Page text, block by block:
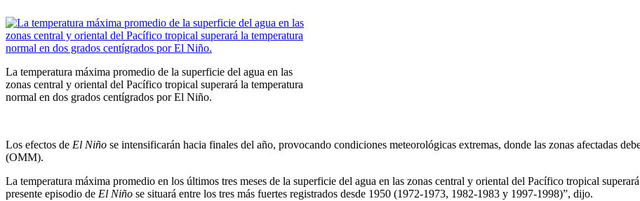
La temperatura máxima promedio de la superficie del agua en las
zonas central y oriental del Pacífico tropical superará la temperatura
normal en dos grados centígrados por El Niño.
Los efectos de El Niño se intensificarán hacia finales del año, provocando condiciones meteorológicas extremas, donde las zonas afectadas
(OMM).
La temperatura máxima promedio en los últimos tres meses de la superficie del agua en las zonas central y oriental del Pacífico tropical
presente episodio de El Niño se situará entre los tres más fuertes registrados desde 1950 (1972-1973, 1982-1983 y 1997-1998)”, dijo.